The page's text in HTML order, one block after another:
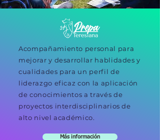
Acompañamiento personal para
mejorar y desarrollar hablidades y
cualidades para un perfil de
liderazgo eficaz con la aplicación
de conocimientos a través de
proyectos interdisciplinarios de
alto nivel académico.
Más información